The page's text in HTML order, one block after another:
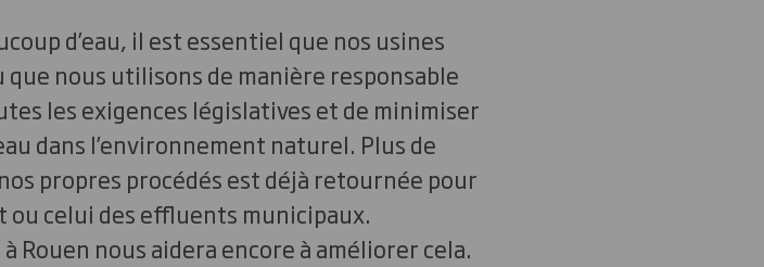
d’eau, il est essentiel que nos usines
nous utilisons de manière responsable
les exigences législatives et de minimiser
dans l’environnement naturel. Plus de
propres procédés est déjà retournée pour
celui des effluents municipaux.
Rouen nous aidera encore à améliorer cela.